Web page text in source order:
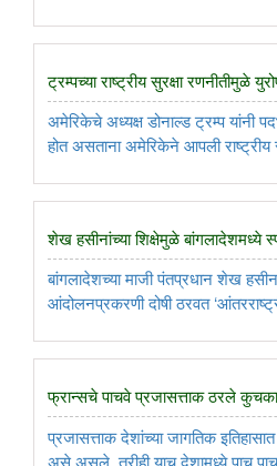
ट्रम्पच्या राष्ट्रीय सुरक्षा रणनीतीमुळे
अमेरिकेचे अध्यक्ष डोनाल्ड ट्रम्प यांनी
होत असताना अमेरिकेने आपली राष्ट्रीय
शेख हसीनांच्या शिक्षेमुळे बांगलादेशमध्ये
बांगलादेशच्या माजी पंतप्रधान शेख
आंदोलनप्रकरणी दोषी ठरवत
फ्रान्सचे पाचवे प्रजासत्ताक ठरले
प्रजासत्ताक देशांच्या जागतिक
असे असले, तरीही याच देशामध्ये पाच